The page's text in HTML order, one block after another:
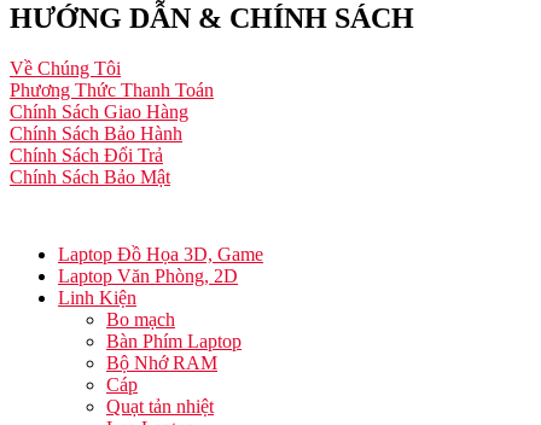
HƯỚNG DẪN & CHÍNH SÁCH
Về Chúng Tôi
Phương Thức Thanh Toán
Chính Sách Giao Hàng
Chính Sách Bảo Hành
Chính Sách Đổi Trả
Chính Sách Bảo Mật
Laptop Đồ Họa 3D, Game
Laptop Văn Phòng, 2D
Linh Kiện
Bo mạch
Bàn Phím Laptop
Bộ Nhớ RAM
Cáp
Quạt tản nhiệt